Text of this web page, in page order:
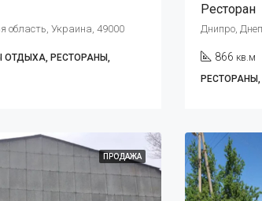
область, Украина, 49000
ОТДЫХА, РЕСТОРАНЫ,
Ресторан
Днипро,
866 кв.м
ПРОДАЖА